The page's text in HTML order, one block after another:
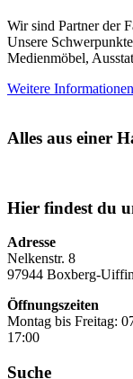
Wir sind Partner der
Unsere
Medienmöbel,
Weitere Informationen
Alles aus einer
Hier findest du
Adresse
Nelkenstr. 8
97944 Boxberg-
Öffnungszeiten
Montag bis Freitag:
17:00
Suche